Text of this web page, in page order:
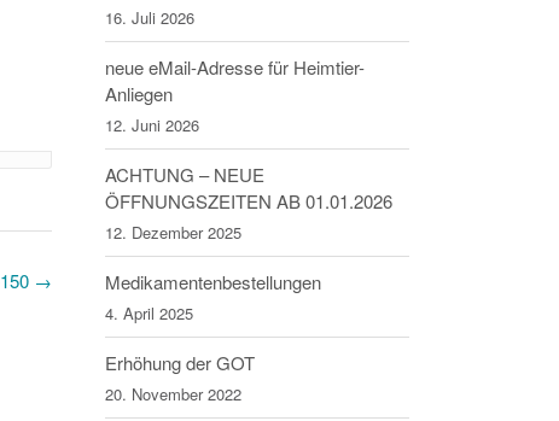
→
16. Juli 2026
neue eMail-Adresse für Heimtier-
Anliegen
12. Juni 2026
ACHTUNG – NEUE
ÖFFNUNGSZEITEN AB 01.01.2026
12. Dezember 2025
Medikamentenbestellungen
4. April 2025
Erhöhung der GOT
20. November 2022